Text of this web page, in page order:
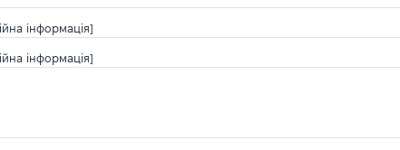
інформація]
інформація]